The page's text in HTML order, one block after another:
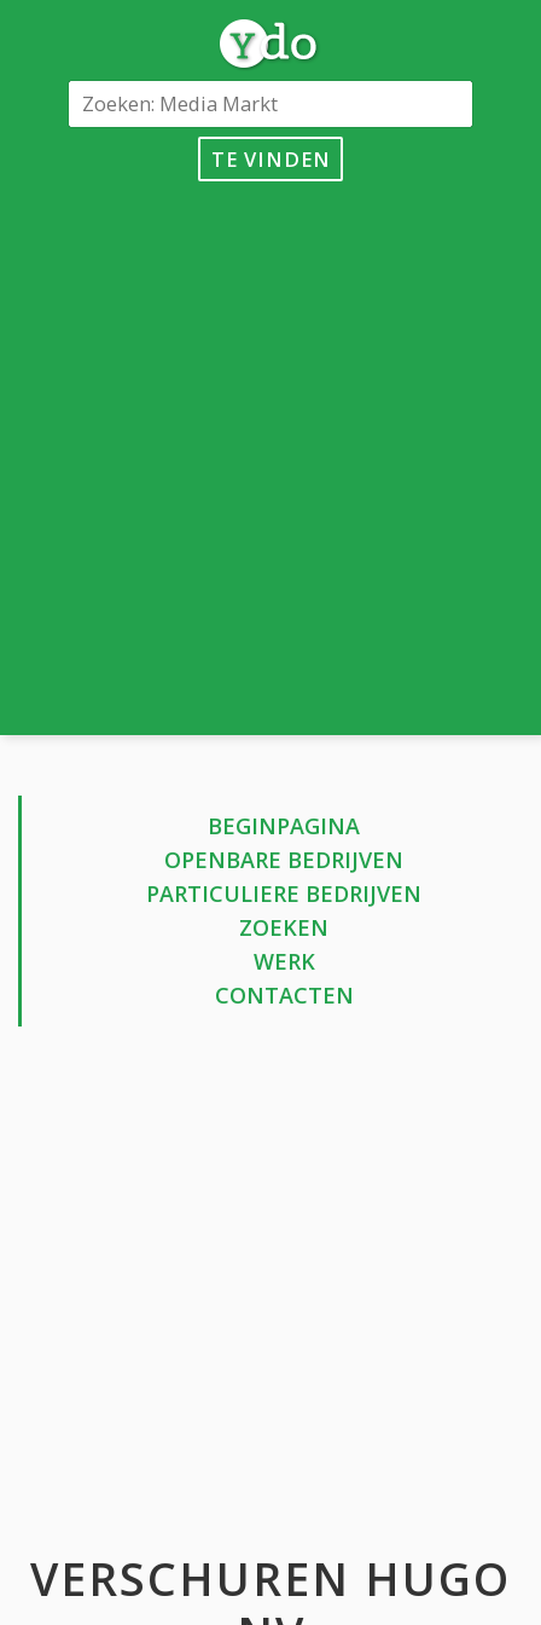
TE VINDEN
BEGINPAGINA
OPENBARE BEDRIJVEN
PARTICULIERE BEDRIJVEN
ZOEKEN
WERK
CONTACTEN
VERSCHUREN HUGO